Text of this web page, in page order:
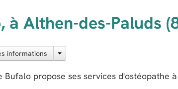
à Althen-des-Paluds
informations
Bufalo propose ses services d'ostéopathe